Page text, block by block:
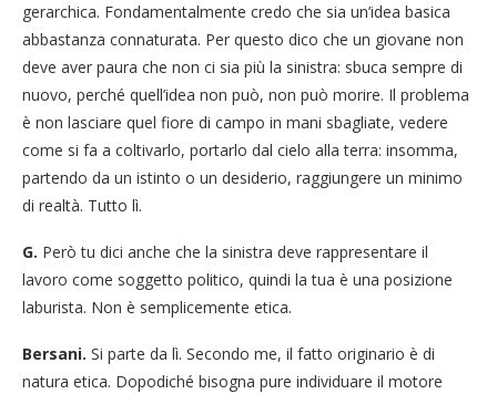
gerarchica. Fondamentalmente credo che sia un’idea basica
abbastanza connaturata. Per questo dico che un giovane non
deve aver paura che non ci sia più la sinistra: sbuca sempre di
nuovo, perché quell’idea non può, non può morire. Il problema
è non lasciare quel fiore di campo in mani sbagliate, vedere
come si fa a coltivarlo, portarlo dal cielo alla terra: insomma,
partendo da un istinto o un desiderio, raggiungere un minimo
di realtà. Tutto lì.
G. Però tu dici anche che la sinistra deve rappresentare il
lavoro come soggetto politico, quindi la tua è una posizione
laburista. Non è semplicemente etica.
Bersani. Si parte da lì. Secondo me, il fatto originario è di
natura etica. Dopodiché bisogna pure individuare il motore